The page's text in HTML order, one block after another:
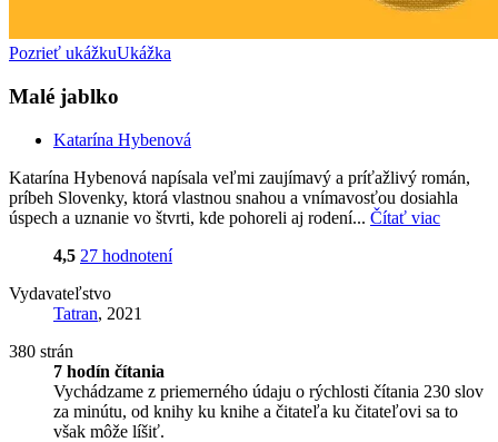
Pozrieť ukážkuUkážka
Malé jablko
Katarína Hybenová
Katarína Hybenová napísala veľmi zaujímavý a príťažlivý román,
príbeh Slovenky, ktorá vlastnou snahou a vnímavosťou dosiahla
úspech a uznanie vo štvrti, kde pohoreli aj rodení... Čítať viac
4,5 27 hodnotení
Vydavateľstvo
Tatran, 2021
380 strán
7 hodín čítania
Vychádzame z priemerného údaju o rýchlosti čítania 230 slov
za minútu, od knihy ku knihe a čitateľa ku čitateľovi sa to
však môže líšiť.